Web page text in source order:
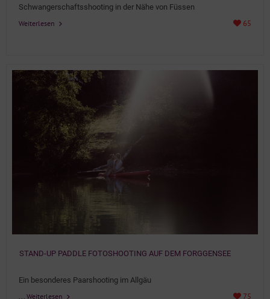
Schwangerschaftsshooting in der Nähe von Füssen
Weiterlesen
65
STAND-UP PADDLE FOTOSHOOTING AUF DEM FORGGENSEE
Ein besonderes Paarshooting im Allgäu
... Weiterlesen 75